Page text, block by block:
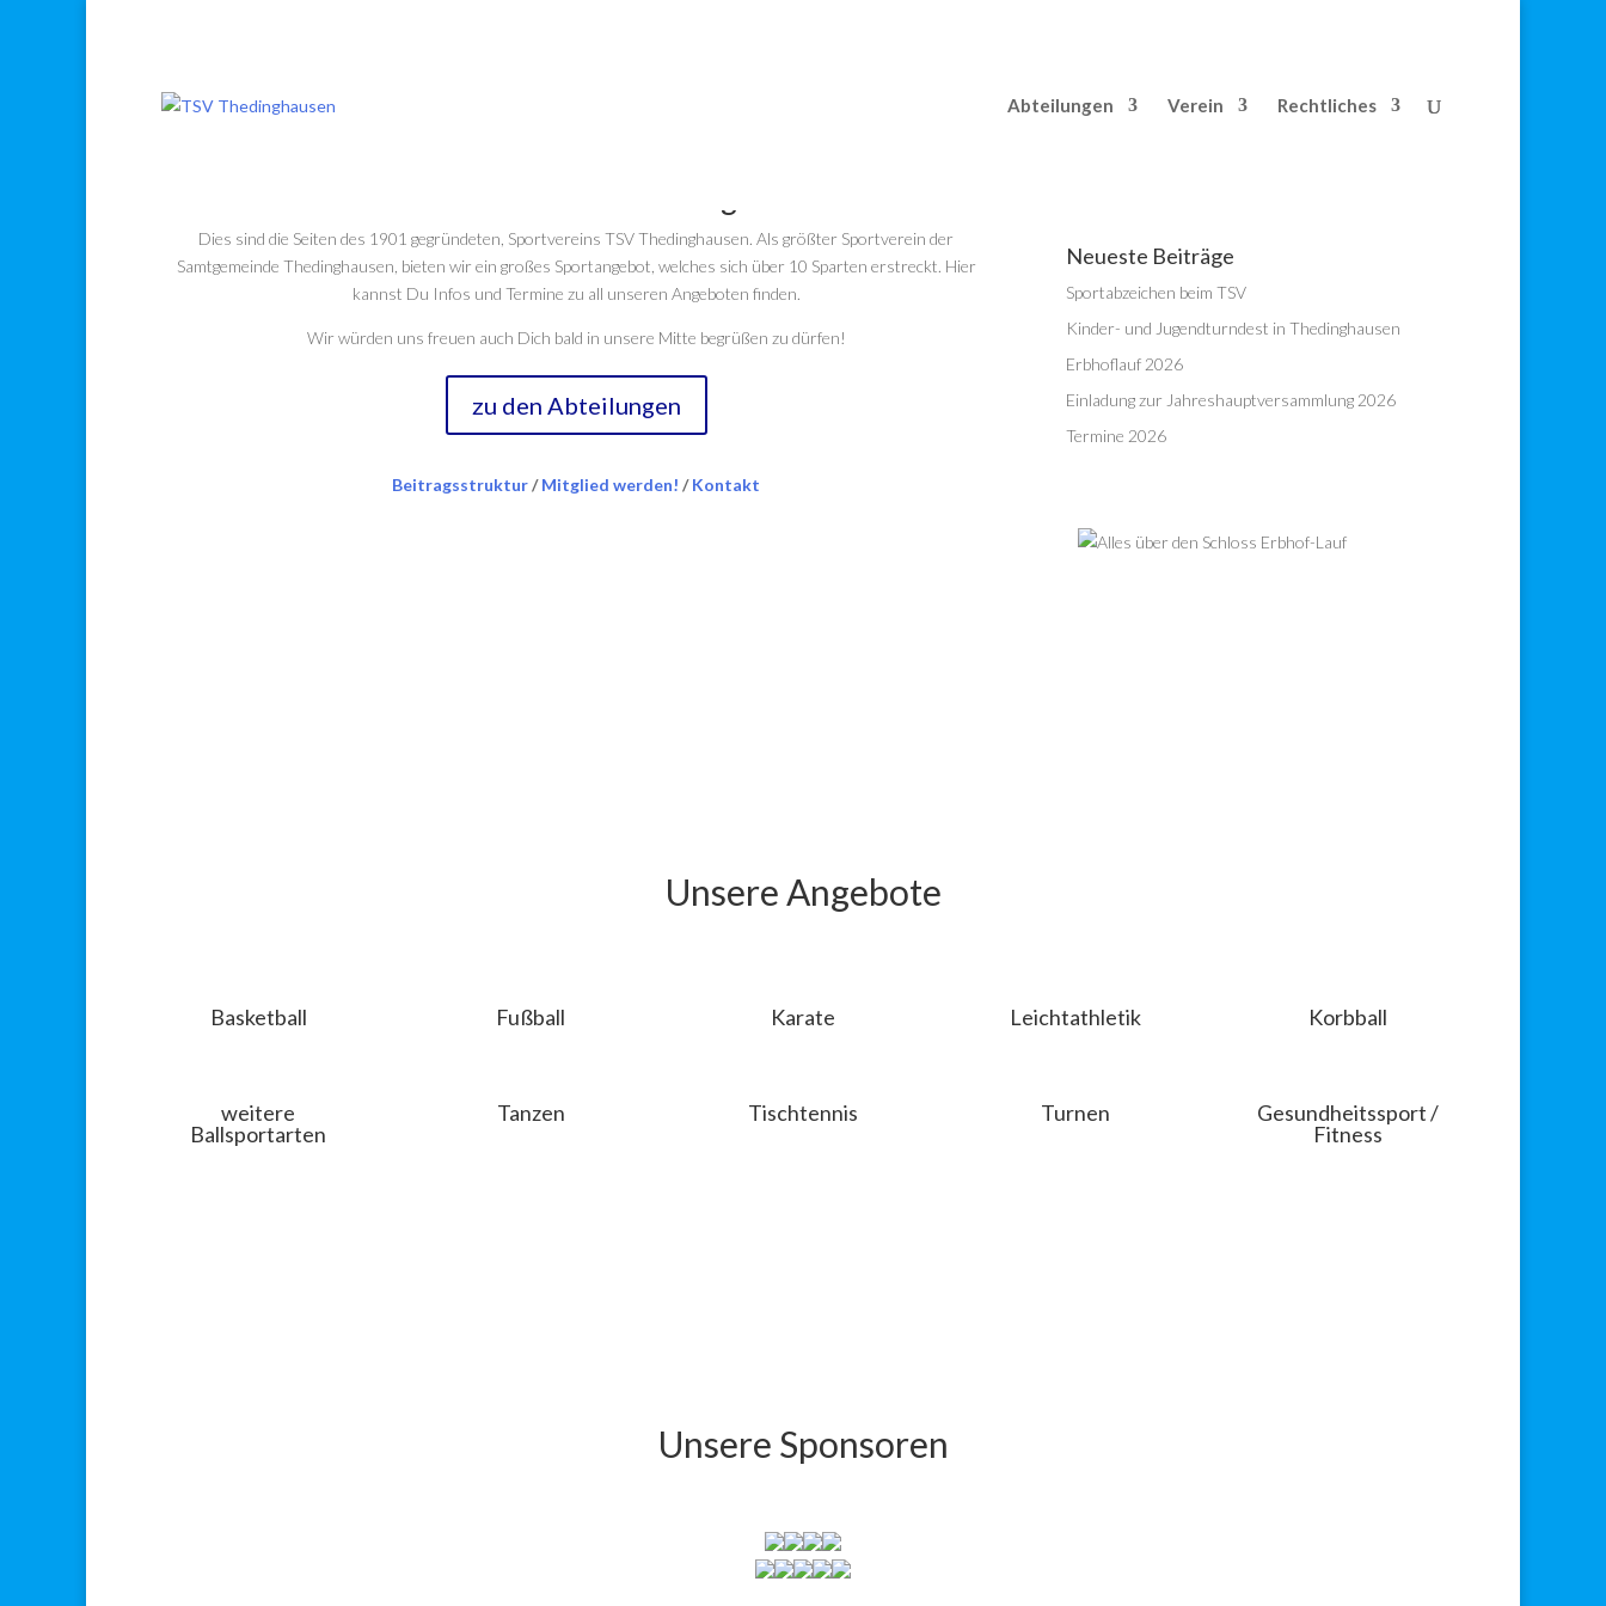
Abteilungen Verein Rechtliches
Dies sind die Seiten des 1901 gegründeten, Sportvereins TSV Thedinghausen. Als größter Sportverein der
Samtgemeinde Thedinghausen, bieten wir ein großes Sportangebot, welches sich über 10 Sparten erstreckt. Hier
kannst Du Infos und Termine zu all unseren Angeboten finden.
Wir würden uns freuen auch Dich bald in unsere Mitte begrüßen zu dürfen!
zu den Abteilungen
Beitragsstruktur/Mitglied werden! /Kontakt
Neueste Beiträge
Sportabzeichen beim TSV
Kinder- und Jugendturndest in Thedinghausen
Erbhoflauf 2026
Einladung zur Jahreshauptversammlung 2026
Termine 2026
Unsere Angebote
Basketball
weitere
Ballsportarten
Fußball
Tanzen
Karate
Tischtennis
Leichtathletik
Turnen
Korbball
Gesundheitssport /
Fitness
Unsere Sponsoren